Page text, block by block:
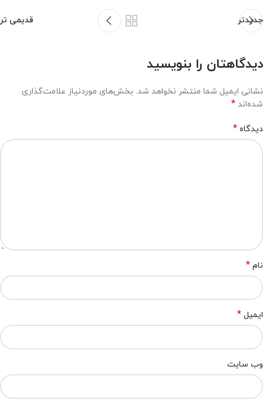
جدیدتر قدیمی تر
دیدگاهتان را بنویسید
نشانی ایمیل شما منتشر نخواهد شد. بخش‌های موردنیاز علامت‌گذاری
شده‌اند *
دیدگاه *
نام *
ایمیل *
وب‌ سایت